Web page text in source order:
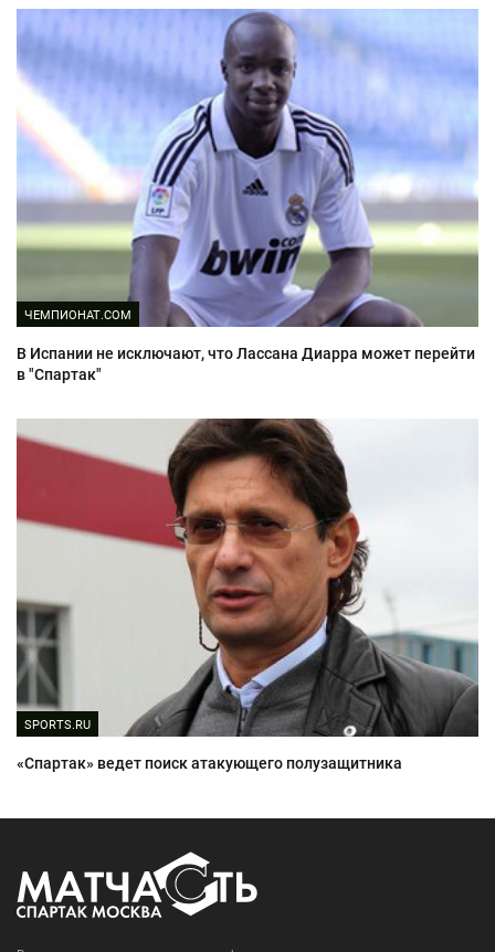
ЧЕМПИОНАТ.COM
В Испании не исключают, что Лассана Диарра может перейти
в "Спартак"
SPORTS.RU
«Спартак» ведет поиск атакующего полузащитника